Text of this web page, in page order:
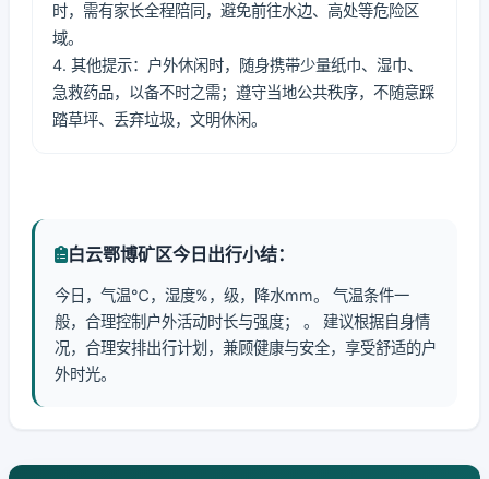
时，需有家长全程陪同，避免前往水边、高处等危险区
域。
4. 其他提示：户外休闲时，随身携带少量纸巾、湿巾、
急救药品，以备不时之需；遵守当地公共秩序，不随意踩
踏草坪、丢弃垃圾，文明休闲。
白云鄂博矿区今日出行小结：
今日，气温℃，湿度%，级，降水mm。 气温条件一
般，合理控制户外活动时长与强度； 。 建议根据自身情
况，合理安排出行计划，兼顾健康与安全，享受舒适的户
外时光。